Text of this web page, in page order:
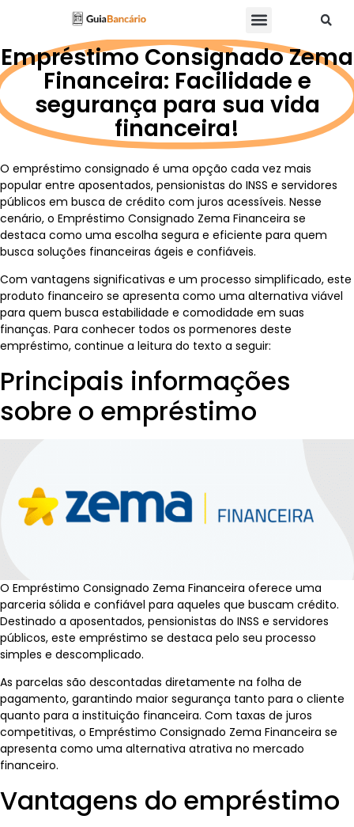
Empréstimo Consignado Zema
Financeira: Facilidade e
segurança para sua vida
financeira!
O empréstimo consignado é uma opção cada vez mais
popular entre aposentados, pensionistas do INSS e servidores
públicos em busca de crédito com juros acessíveis. Nesse
cenário, o Empréstimo Consignado Zema Financeira se
destaca como uma escolha segura e eficiente para quem
busca soluções financeiras ágeis e confiáveis.
Com vantagens significativas e um processo simplificado, este
produto financeiro se apresenta como uma alternativa viável
para quem busca estabilidade e comodidade em suas
finanças. Para conhecer todos os pormenores deste
empréstimo, continue a leitura do texto a seguir:
Principais informações
sobre o empréstimo
O Empréstimo Consignado Zema Financeira oferece uma
parceria sólida e confiável para aqueles que buscam crédito.
Destinado a aposentados, pensionistas do INSS e servidores
públicos, este empréstimo se destaca pelo seu processo
simples e descomplicado.
As parcelas são descontadas diretamente na folha de
pagamento, garantindo maior segurança tanto para o cliente
quanto para a instituição financeira. Com taxas de juros
competitivas, o Empréstimo Consignado Zema Financeira se
apresenta como uma alternativa atrativa no mercado
financeiro.
Vantagens do empréstimo